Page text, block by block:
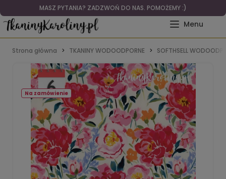
MASZ PYTANIA? ZADZWOŃ DO NAS. POMOŻEMY :)
Strona główna TKANINY WODOODPORNE SOFTHSELL
Na zamówienie